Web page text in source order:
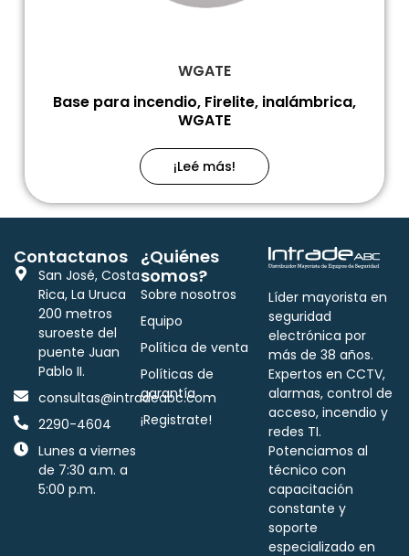
WGATE
Base para incendio, Firelite, inalámbrica,
WGATE
¡Leé más!
Líder mayorista en
seguridad
electrónica por
más de 38 años.
Expertos en CCTV,
alarmas, control de
acceso, incendio y
redes TI.
Potenciamos al
técnico con
capacitación
constante y
soporte
especializado en
¿Quiénes
somos?
Sobre nosotros
Equipo
Política de venta
Políticas de
garantía
¡Registrate!
Contactanos
San José, Costa
Rica, La Uruca
200 metros
suroeste del
puente Juan
Pablo II.
consultas@intradeabc.com
2290-4604
Lunes a viernes
de 7:30 a.m. a
5:00 p.m.